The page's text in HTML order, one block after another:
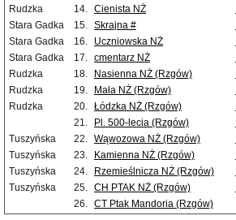
Rudzka
14. Cienista NŻ
Stara Gadka
15. Skrajna #
Stara Gadka
16. Uczniowska NŻ
Stara Gadka
17. cmentarz NŻ
Rudzka
18. Nasienna NŻ (Rzgów)
Rudzka
19. Mała NŻ (Rzgów)
Rudzka
20. Łódzka NŻ (Rzgów)
21.
Pl. 500-lecia (Rzgów)
Tuszyńska
22. Wąwozowa NŻ (Rzgów)
Tuszyńska
23. Kamienna NŻ (Rzgów)
Tuszyńska
24. Rzemieślnicza NŻ (Rzgów)
Tuszyńska
25. CH PTAK NŻ (Rzgów)
26. CT Ptak Mandoria (Rzgów)